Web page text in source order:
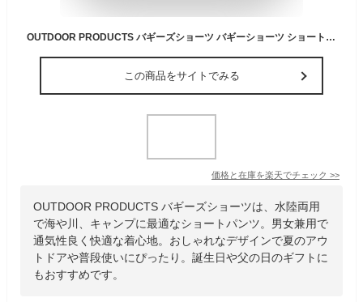
OUTDOOR PRODUCTS バギーズショーツ バギーショーツ ショートパンツ ハーフパンツ 水陸両用 メンズ ブランド アウトドアプロダクツ メンズ レディ ース 短パン 海 川 キャンプ 服 夏用 夏服 父の日
この商品をサイトでみる
価格と在庫を楽天でチェック >>
OUTDOOR PRODUCTS バギーズショーツは、水陸両用
で海や川、キャンプに最適なショートパンツ。男女兼用で
通気性良く快適な着心地。おしゃれなデザインで夏のアウ
トドアや普段使いにぴったり。誕生日や父の日のギフトに
もおすすめです。